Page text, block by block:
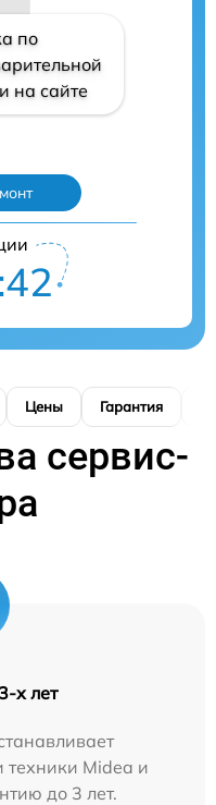
по
на сайте
Цены Гарантия
сервис-
х лет
техники Midea и
до 3 лет.